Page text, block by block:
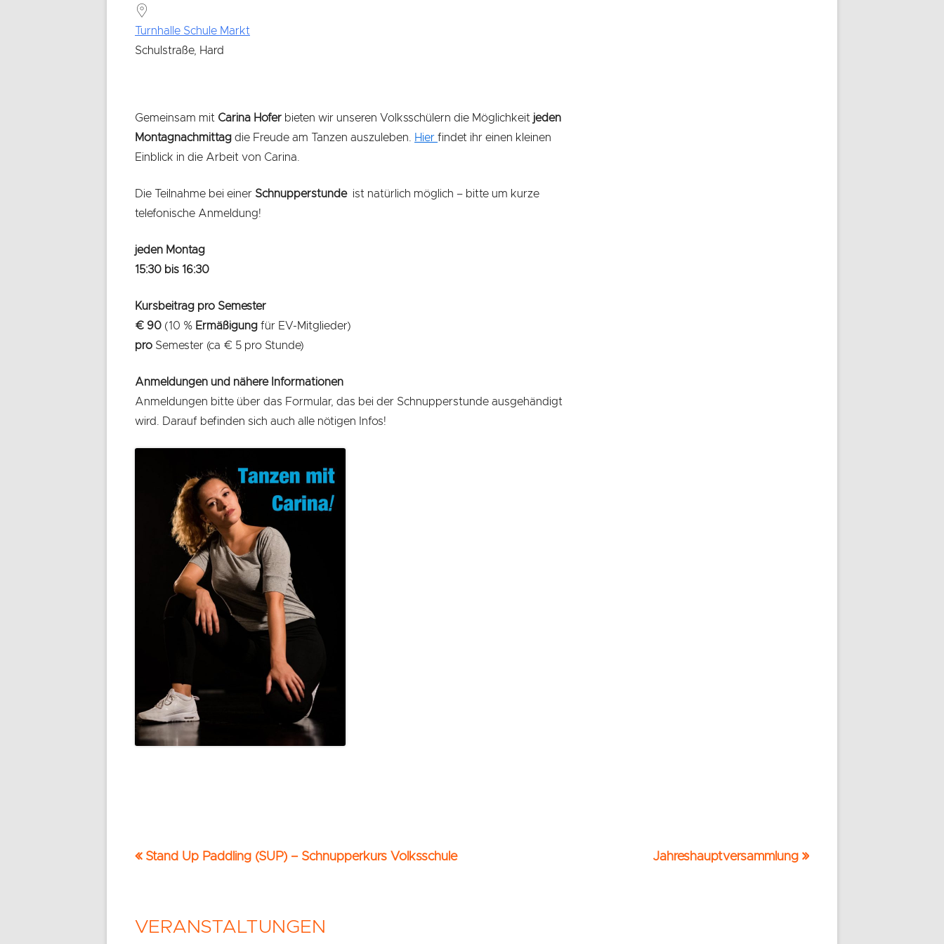
Turnhalle Schule Markt
Schulstraße, Hard
Gemeinsam mit Carina Hofer bieten wir unseren Volksschülern die Möglichkeit jeden
Montagnachmittag die Freude am Tanzen auszuleben. Hier findet ihr einen kleinen
Einblick in die Arbeit von Carina.
Die Teilnahme bei einer Schnupperstundeist natürlich möglich – bitte um kurze
telefonische Anmeldung!
jeden Montag
15:30 bis 16:30
Kursbeitrag pro Semester
€ 90 (10 % Ermäßigung für EV-Mitglieder)
pro Semester (ca € 5 pro Stunde)
Anmeldungen und nähere Informationen
Anmeldungen bitte über das Formular, das bei der Schnupperstunde ausgehändigt
wird. Darauf befinden sich auch alle nötigen Infos!
Beitrags-
Vorheriger
Stand Up Paddling (SUP) – Schnupperkurs Volksschule
Nächster
Jahreshauptversammlung
Haupt-
VERANSTALTUNGEN